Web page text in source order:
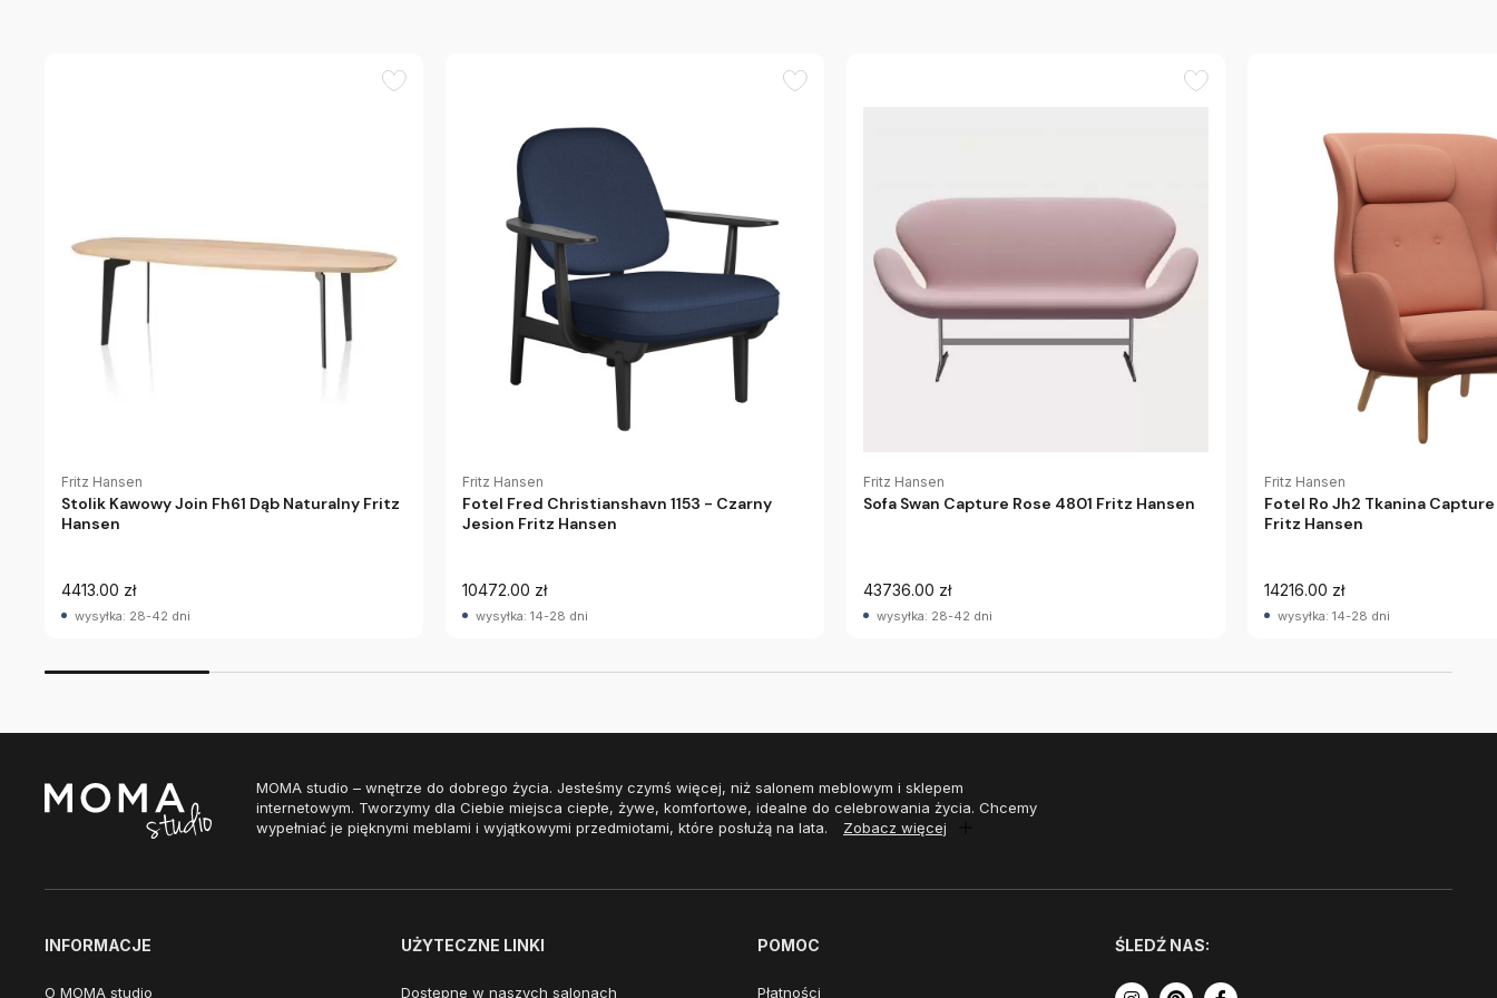
Fritz Hansen
Stolik Kawowy Join Fh61 Dąb Naturalny Fritz
Hansen
4413.00 zł
wysyłka: 28-42 dni
Fritz Hansen
Fotel Fred Christianshavn 1153 - Czarny
Jesion Fritz Hansen
10472.00 zł
wysyłka: 14-28 dni
Fritz Hansen
Sofa Swan Capture Rose 4801 Fritz Hansen
43736.00 zł
wysyłka: 28-42 dni
Fritz Hansen
Fotel Ro Jh2 Tkanina
Fritz Hansen
14216.00 zł
wysyłka: 14-28 dni
MOMA studio – wnętrze do dobrego życia. Jesteśmy czymś więcej, niż salonem meblowym i sklepem
internetowym. Tworzymy dla Ciebie miejsca ciepłe, żywe, komfortowe, idealne do celebrowania życia. Chcemy
wypełniać je pięknymi meblami i wyjątkowymi przedmiotami, które posłużą na lata.
Zobacz więcej
INFORMACJE
O MOMA studio
UŻYTECZNE LINKI
Dostępne w naszych salonach
POMOC
Płatności
ŚLEDŹ NAS: